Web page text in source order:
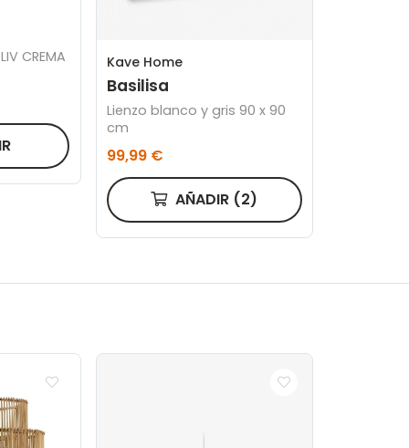
CREMA Kave Home
Basilisa
Lienzo blanco y gris 90 x 90
cm
99,99 €
AÑADIR (2)